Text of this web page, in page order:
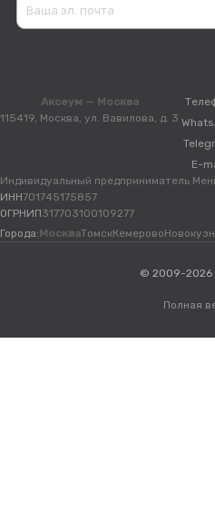
Аксеум — Москва
115419, Москва, ул. Вавилова, д. 3
E-
Индивидуальный предприниматель
ИНН701745175857
ОГРНИП317703100109277
Города:МоскваТомскКемерово
© 2009-2026
Полная